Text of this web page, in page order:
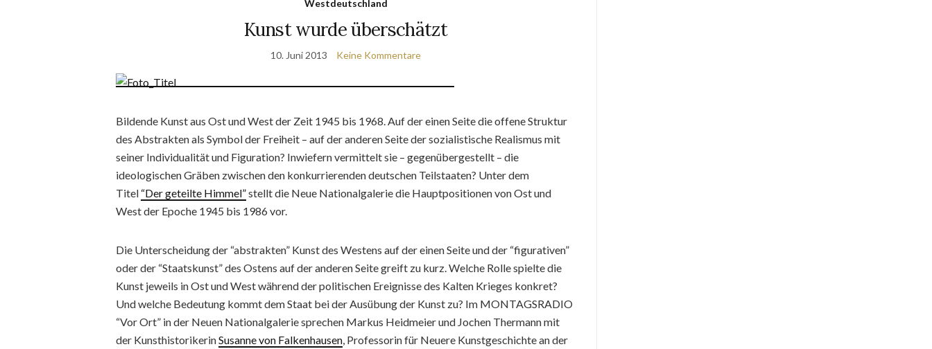
Westdeutschland
Kunst wurde überschätzt
10. Juni 2013 Keine Kommentare
Bildende Kunst aus Ost und West der Zeit 1945 bis 1968. Auf der einen Seite die offene Struktur
des Abstrakten als Symbol der Freiheit – auf der anderen Seite der sozialistische Realismus mit
seiner Individualität und Figuration? Inwiefern vermittelt sie – gegenübergestellt – die
ideologischen Gräben zwischen den konkurrierenden deutschen Teilstaaten? Unter dem
Titel “Der geteilte Himmel”stellt die Neue Nationalgalerie die Hauptpositionen von Ost und
West der Epoche 1945 bis 1986 vor.
Die Unterscheidung der “abstrakten” Kunst des Westens auf der einen Seite und der “figurativen”
oder der “Staatskunst” des Ostens auf der anderen Seite greift zu kurz. Welche Rolle spielte die
Kunst jeweils in Ost und West während der politischen Ereignisse des Kalten Krieges konkret?
Und welche Bedeutung kommt dem Staat bei der Ausübung der Kunst zu? Im MONTAGSRADIO
“Vor Ort” in der Neuen Nationalgalerie sprechen Markus Heidmeier und Jochen Thermann mit
der KunsthistorikerinSusanne von Falkenhausen, Professorin für Neuere Kunstgeschichte an der